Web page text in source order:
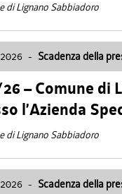
di Lignano Sabbiadoro
- Scadenza della
– Comune di
l’Azienda
di Lignano Sabbiadoro
- Scadenza della